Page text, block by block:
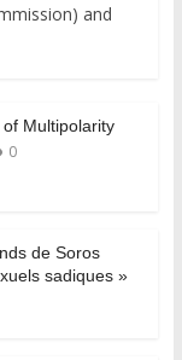
and
Multipolarity
0
de Soros
sadiques »